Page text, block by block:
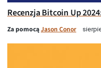
Recenzja Bitcoin Up
Za pomocąJason Conor